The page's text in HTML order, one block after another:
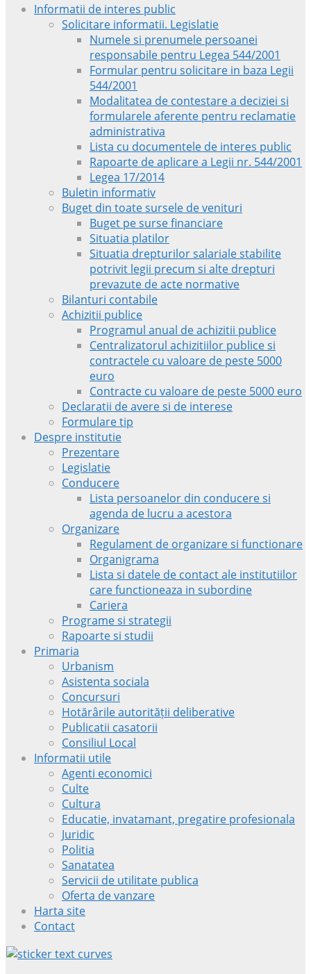
Informatii de interes public
Solicitare informatii. Legislatie
Numele si prenumele persoanei
responsabile pentru Legea 544/2001
Formular pentru solicitare in baza Legii
544/2001
Modalitatea de contestare a deciziei si
formularele aferente pentru reclamatie
administrativa
Lista cu documentele de interes public
Rapoarte de aplicare a Legii nr. 544/2001
Legea 17/2014
Buletin informativ
Buget din toate sursele de venituri
Buget pe surse financiare
Situatia platilor
Situatia drepturilor salariale stabilite
potrivit legii precum si alte drepturi
prevazute de acte normative
Bilanturi contabile
Achizitii publice
Programul anual de achizitii publice
Centralizatorul achizitiilor publice si
contractele cu valoare de peste 5000
euro
Contracte cu valoare de peste 5000 euro
Declaratii de avere si de interese
Formulare tip
Despre institutie
Prezentare
Legislatie
Conducere
Lista persoanelor din conducere si
agenda de lucru a acestora
Organizare
Regulament de organizare si functionare
Organigrama
Lista si datele de contact ale institutiilor
care functioneaza in subordine
Cariera
Programe si strategii
Rapoarte si studii
Primaria
Urbanism
Asistenta sociala
Concursuri
Hotărârile autorității deliberative
Publicatii casatorii
Consiliul Local
Informatii utile
Agenti economici
Culte
Cultura
Educatie, invatamant, pregatire profesionala
Juridic
Politia
Sanatatea
Servicii de utilitate publica
Oferta de vanzare
Harta site
Contact